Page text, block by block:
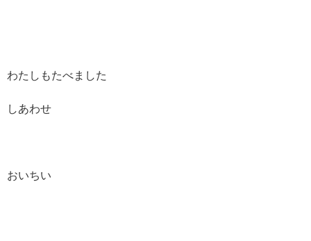
わたしもたべました
しあわせ
おいちい